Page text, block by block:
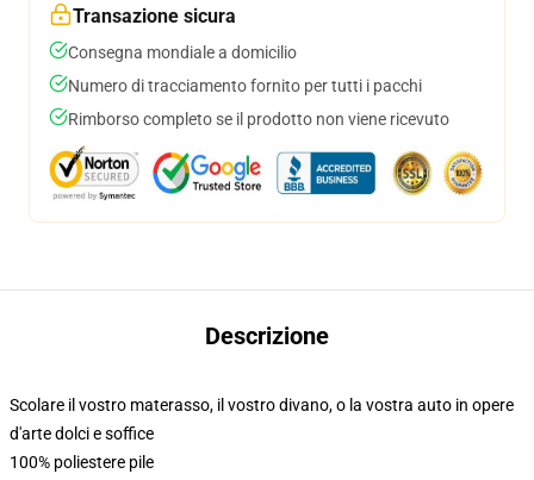
Transazione sicura
Consegna mondiale a domicilio
Numero di tracciamento fornito per tutti i pacchi
Rimborso completo se il prodotto non viene ricevuto
Descrizione
Scolare il vostro materasso, il vostro divano, o la vostra auto in opere
d'arte dolci e soffice
100% poliestere pile